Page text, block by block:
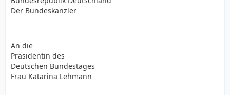
Der Bundeskanzler
An die
Präsidentin des
Deutschen Bundestages
Frau Katarina Lehmann